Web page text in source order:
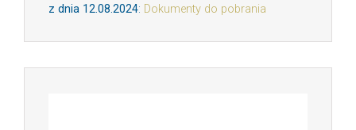
z dnia 12.08.2024: Dokumenty do pobrania